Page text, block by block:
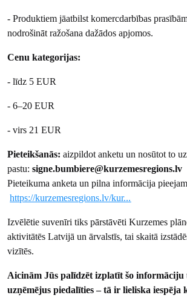
- Produktiem jāatbilst komercdarbības
nodrošināt ražošana dažādos apjomos.
Cenu kategorijas:
- līdz 5 EUR
- 6–20 EUR
- virs 21 EUR
Pieteikšanās: aizpildot anketu un nosūtot to
pastu:signe.bumbiere@kurzemesregions.lv
Pieteikuma anketa un pilna informācija
https://kurzemesregions.lv/kur...
Izvēlētie suvenīri tiks pārstāvēti Kurzemes
aktivitātēs Latvijā un ārvalstīs, tai skaitā
vizītēs.
Aicinām Jūs palīdzēt izplatīt šo
uzņēmējus piedalīties – tā ir lieliska